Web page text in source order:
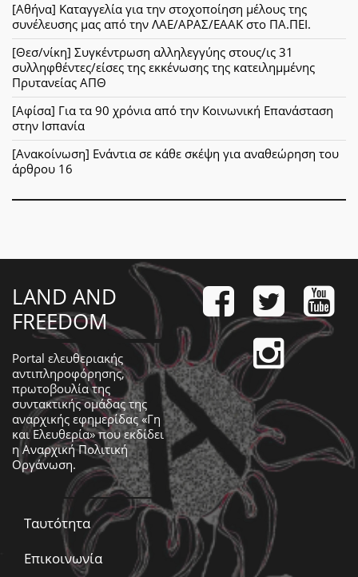
[Αθήνα] Καταγγελία για την στοχοποίηση μέλους της
συνέλευσης μας από την ΛΑΕ/ΑΡΑΣ/ΕΑΑΚ στο ΠΑ.ΠΕΙ.
[Θεσ/νίκη] Συγκέντρωση αλληλεγγύης στους/ις 31
συλληφθέντες/είσες της εκκένωσης της κατειλημμένης
Πρυτανείας ΑΠΘ
[Αφίσα] Για τα 90 χρόνια από την Κοινωνική Επανάσταση
στην Ισπανία
[Ανακοίνωση] Ενάντια σε κάθε σκέψη για αναθεώρηση του
άρθρου 16
LAND AND
FREEDOM
Portal ελευθεριακής
αντιπληροφόρησης,
πρωτοβουλία της
συντακτικής ομάδας της
αναρχικής εφημερίδας «Γη
και Ελευθερία» που εκδίδει
ηΑναρχική Πολιτική
Οργάνωση.
Ταυτότητα
Επικοινωνία